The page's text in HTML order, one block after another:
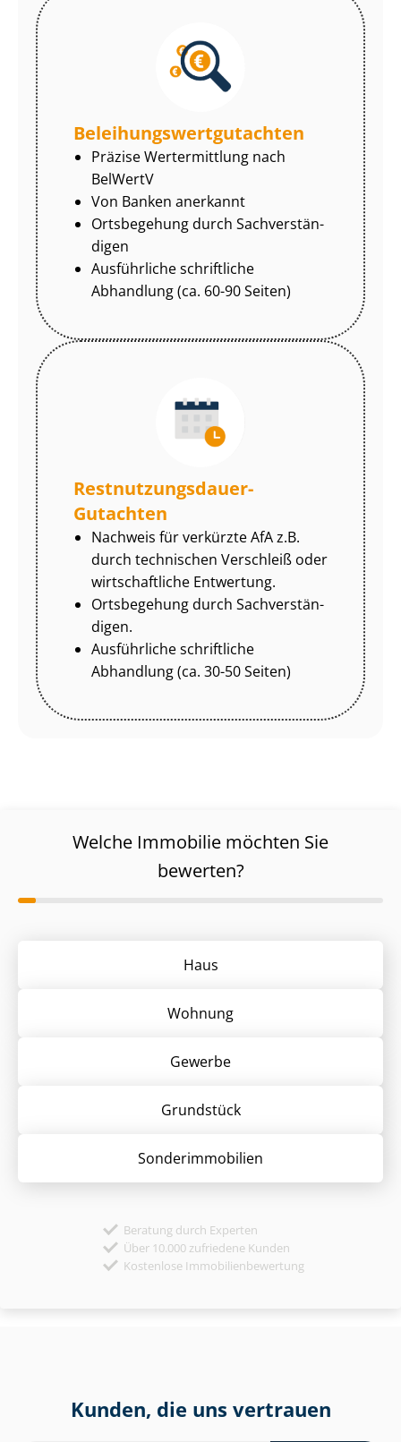
Be­lei­hungs­wert­gut­ach­ten
Präzise Wertermittlung nach
BelWertV
Von Banken anerkannt
Ortsbegehung durch Sach­ver­stän­
di­gen
Ausführliche schriftliche
Abhandlung (ca. 60-90 Seiten)
Rest­nut­zungs­dau­er-
Gutachten
Nachweis für verkürzte AfA z.B.
durch technischen Verschleiß oder
wirtschaftliche Entwertung.
Ortsbegehung durch Sach­ver­stän­
di­gen.
Ausführliche schriftliche
Abhandlung (ca. 30-50 Seiten)
Welche Immobilie möchten Sie
bewerten?
Haus
Wohnung
Gewerbe
Grund­stück
Sonder­immobilien
Beratung durch Experten
Über 10.000 zufriedene Kunden
Kostenlose Immobilienbewertung
Kunden, die uns vertrauen